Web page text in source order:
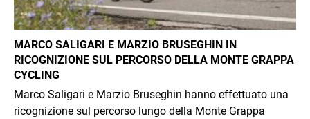
MARCO SALIGARI E MARZIO BRUSEGHIN IN
RICOGNIZIONE SUL PERCORSO DELLA MONTE GRAPPA
CYCLING
Marco Saligari e Marzio Bruseghin hanno effettuato una
ricognizione sul percorso lungo della Monte Grappa